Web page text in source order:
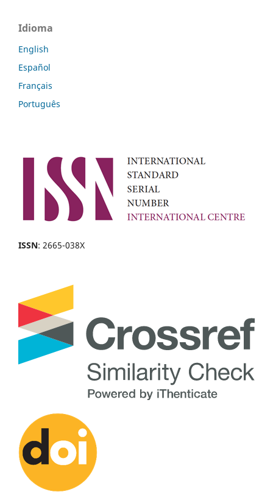
Idioma
English
Español
Français
Português
ISSN: 2665-038X